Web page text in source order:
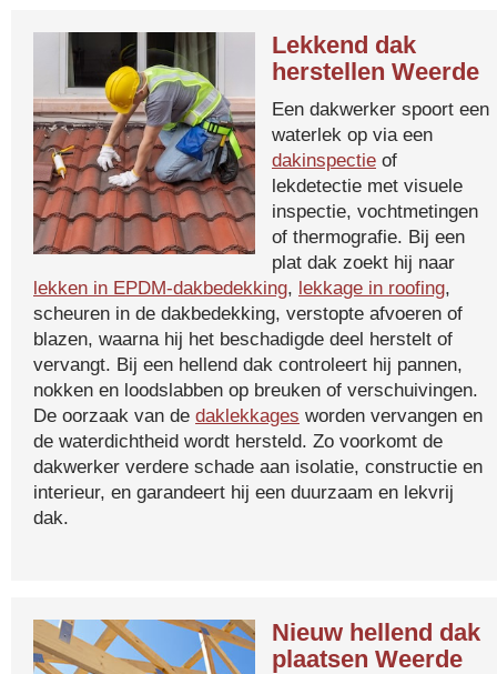
Lekkend dak
herstellen Weerde
Een dakwerker spoort een
waterlek op via een
dakinspectie of
lekdetectie met visuele
inspectie, vochtmetingen
of thermografie. Bij een
plat dak zoekt hij naar
lekken in EPDM-dakbedekking, lekkage in roofing,
scheuren in de dakbedekking, verstopte afvoeren of
blazen, waarna hij het beschadigde deel herstelt of
vervangt. Bij een hellend dak controleert hij pannen,
nokken en loodslabben op breuken of verschuivingen.
De oorzaak van de daklekkages worden vervangen en
de waterdichtheid wordt hersteld. Zo voorkomt de
dakwerker verdere schade aan isolatie, constructie en
interieur, en garandeert hij een duurzaam en lekvrij
dak.
Nieuw hellend dak
plaatsen Weerde